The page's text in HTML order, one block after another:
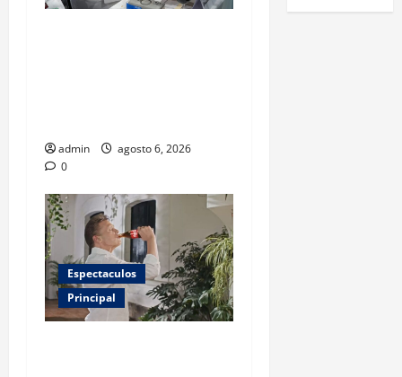
admin
agosto 6, 2026
0
Espectaculos
Principal